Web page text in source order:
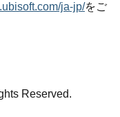
ja-jp/をご
Reserved.